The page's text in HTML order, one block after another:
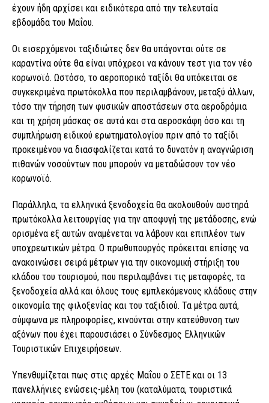
έχουν ήδη αρχίσει και ειδικότερα από την τελευταία
εβδομάδα του Μαΐου.
Οι εισερχόμενοι ταξιδιώτες δεν θα υπάγονται ούτε σε
καραντίνα ούτε θα είναι υπόχρεοι να κάνουν τεστ για τον νέο
κορωνοϊό. Ωστόσο, το αεροπορικό ταξίδι θα υπόκειται σε
συγκεκριμένα πρωτόκολλα που περιλαμβάνουν, μεταξύ άλλων,
τόσο την τήρηση των φυσικών αποστάσεων στα αεροδρόμια
και τη χρήση μάσκας σε αυτά και στα αεροσκάφη όσο και τη
συμπλήρωση ειδικού ερωτηματολογίου πριν από το ταξίδι
προκειμένου να διασφαλίζεται κατά το δυνατόν η αναγνώριση
πιθανών νοσούντων που μπορούν να μεταδώσουν τον νέο
κορωνοϊό.
Παράλληλα, τα ελληνικά ξενοδοχεία θα ακολουθούν αυστηρά
πρωτόκολλα λειτουργίας για την αποφυγή της μετάδοσης, ενώ
ορισμένα εξ αυτών αναμένεται να λάβουν και επιπλέον των
υποχρεωτικών μέτρα. Ο πρωθυπουργός πρόκειται επίσης να
ανακοινώσει σειρά μέτρων για την οικονομική στήριξη του
κλάδου του τουρισμού, που περιλαμβάνει τις μεταφορές, τα
ξενοδοχεία αλλά και όλους τους εμπλεκόμενους κλάδους στην
οικονομία της φιλοξενίας και του ταξιδιού. Τα μέτρα αυτά,
σύμφωνα με πληροφορίες, κινούνται στην κατεύθυνση των
αξόνων που έχει παρουσιάσει ο Σύνδεσμος Ελληνικών
Τουριστικών Επιχειρήσεων.
Υπενθυμίζεται πως στις αρχές Μαΐου ο ΣΕΤΕ και οι 13
πανελλήνιες ενώσεις-μέλη του (καταλύματα, τουριστικά